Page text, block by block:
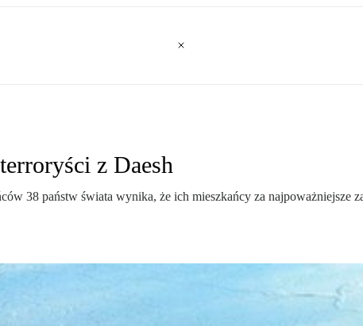
z Daesh
38 państw świata wynika, że ich mieszkańcy za najpoważniejsze